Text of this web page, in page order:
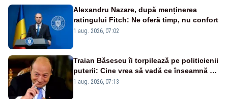
Alexandru Nazare, după menținerea
ratingului Fitch: Ne oferă timp, nu confort
1 aug. 2026, 07:02
Traian Băsescu îi torpilează pe politicienii
puterii: Cine vrea să vadă ce înseamnă să
fii prost, se uită la România
1 aug. 2026, 07:13